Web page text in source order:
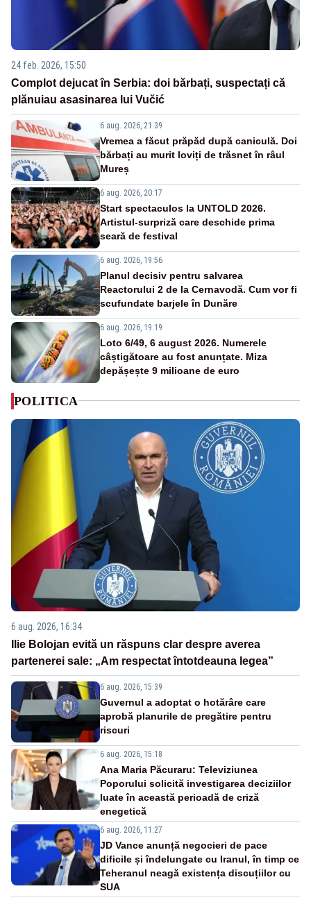
24 feb. 2026, 15:50
Complot dejucat în Serbia: doi bărbați, suspectați că
plănuiau asasinarea lui Vučić
6 aug. 2026, 21:39
Vremea a făcut prăpăd după caniculă. Doi
bărbați au murit loviți de trăsnet în râul
Mureș
6 aug. 2026, 20:17
Start spectaculos la UNTOLD 2026.
Artistul-surpriză care deschide prima
seară de festival
6 aug. 2026, 19:56
Planul decisiv pentru salvarea
Reactorului 2 de la Cernavodă. Cum vor fi
scufundate barjele în Dunăre
6 aug. 2026, 19:19
Loto 6/49, 6 august 2026. Numerele
câștigătoare au fost anunțate. Miza
depășește 9 milioane de euro
POLITICA
6 aug. 2026, 16:34
Ilie Bolojan evită un răspuns clar despre averea
partenerei sale: „Am respectat întotdeauna legea”
6 aug. 2026, 15:39
Guvernul a adoptat o hotărâre care
aprobă planurile de pregătire pentru
riscuri
6 aug. 2026, 15:18
Ana Maria Păcuraru: Televiziunea
Poporului solicită investigarea deciziilor
luate în această perioadă de criză
enegetică
6 aug. 2026, 11:27
JD Vance anunță negocieri de pace
dificile și îndelungate cu Iranul, în timp ce
Teheranul neagă existența discuțiilor cu
SUA